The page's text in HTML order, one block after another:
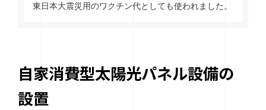
東日本大震災用のワクチン代としても使われました。
自家消費型太陽光パネル設備の
設置